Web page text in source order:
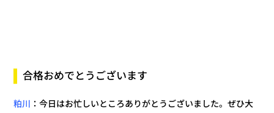
合格おめでとうございます
粕川 ：今日はお忙しいところありがとうございました。ぜひ大